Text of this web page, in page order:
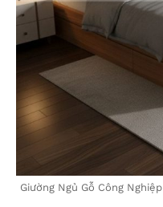
Giường Ngủ Gỗ Công